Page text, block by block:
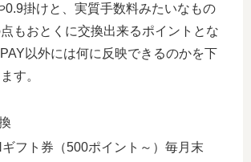
0.9掛けと、実質手数料みたいなもの
もおとくに交換出来るポイントとな
以外には何に反映できるのかを下
す。
フト券（500ポイント～）毎月末